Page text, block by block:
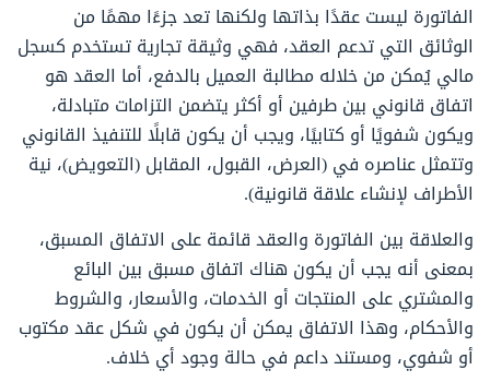
الفاتورة ليست عقدًا بذاتها ولكنها تعد جزءًا مهمًا من
الوثائق التي تدعم العقد، فهي وثيقة تجارية تستخدم كسجل
مالي يُمكن من خلاله مطالبة العميل بالدفع، أما العقد هو
اتفاق قانوني بين طرفين أو أكثر يتضمن التزامات متبادلة،
ويكون شفويًا أو كتابيًا، ويجب أن يكون قابلًا للتنفيذ القانوني
وتتمثل عناصره في (العرض، القبول، المقابل (التعويض)، نية
الأطراف لإنشاء علاقة قانونية).
والعلاقة بين الفاتورة والعقد قائمة على الاتفاق المسبق،
بمعنى أنه يجب أن يكون هناك اتفاق مسبق بين البائع
والمشتري على المنتجات أو الخدمات، والأسعار، والشروط
والأحكام، وهذا الاتفاق يمكن أن يكون في شكل عقد مكتوب
أو شفوي، ومستند داعم في حالة وجود أي خلاف.